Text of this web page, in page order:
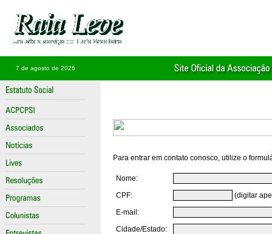
7 de agosto de 2026
Para entrar em contato conosco, utilize o
Nome:
CPF:
(digitar
E-mail:
Cidade/Estado: